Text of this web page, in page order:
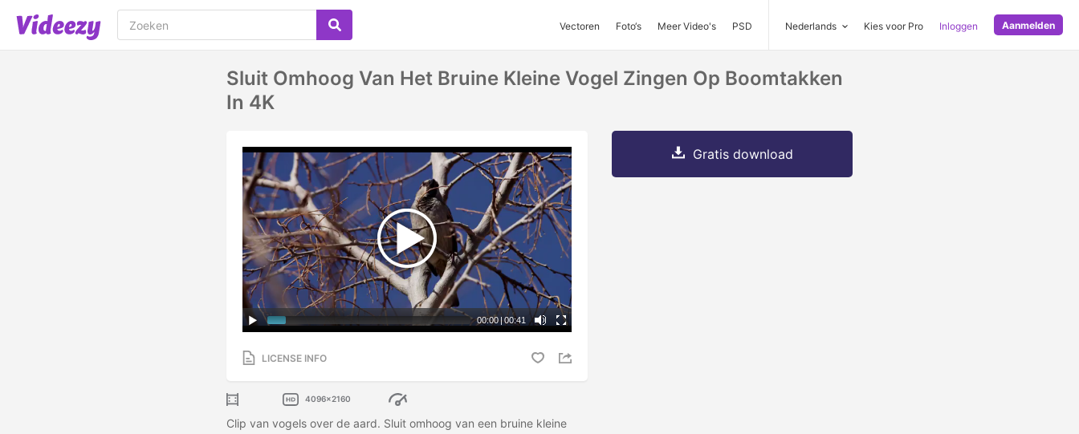
Vectoren Foto‘s Meer Video's PSD Nederlands Kies voor Pro Inloggen Aanmelden
Sluit Omhoog Van Het Bruine Kleine Vogel Zingen Op Boomtakken
In 4K
00:00 | 00:41
LICENSE INFO
4096x2160
Clip van vogels over de aard. Sluit omhoog van een bruine kleine
Gratis download